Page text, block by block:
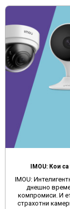
IMOU: Кои
IMOU:
днешно
компромиси. И
страхотни